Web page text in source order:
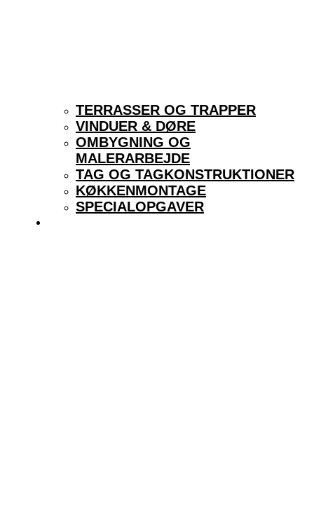
TERRASSER OG TRAPPER
VINDUER & DØRE
OMBYGNING OG
MALERARBEJDE
TAG OG TAGKONSTRUKTIONER
KØKKENMONTAGE
SPECIALOPGAVER